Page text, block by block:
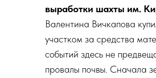
выработки шахты им.
Валентина Вичкапова
участком за средства
событий здесь не
провалы почвы. Сначала